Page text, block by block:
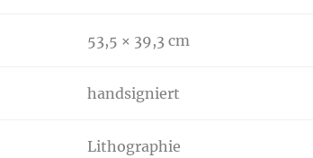
53,5 × 39,3 cm
handsigniert
Lithographie